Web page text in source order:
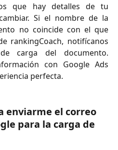
que hay detalles de tu
Si el nombre de la
no coincide con el que
rankingCoach, notifícanos
carga del documento.
con Google Ads
perfecta.
enviarme el correo
para la carga de